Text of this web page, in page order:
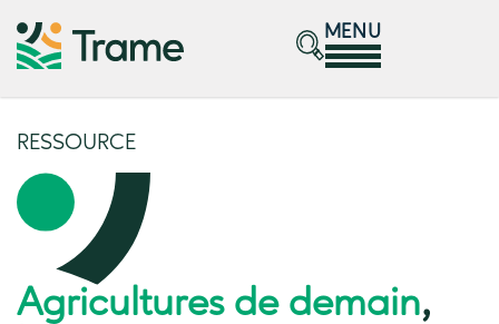
MENU
RESSOURCE
Agricultures de demain,